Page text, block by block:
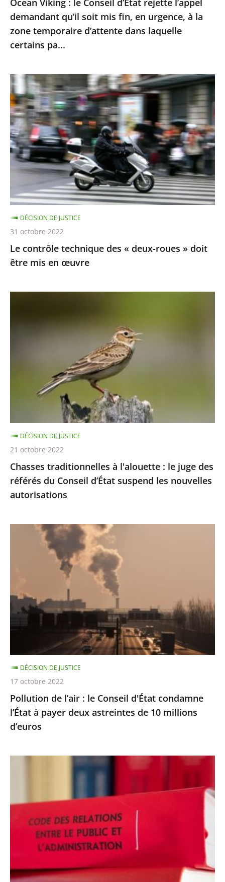
en
urgence,
temporaire
d’attente
dans
laquelle
certains
pa...
Ocean Viking : le Conseil d’État rejette l’appel
demandant qu’il soit mis fin, en urgence, à la
zone temporaire d’attente dans laquelle
certains pa...
Le
contrôle
technique
des
«
deux-
roues
doit
être
mis
en
œuvre
Le contrôle technique des « deux-roues » doit
être mis en œuvre
DÉCISION DE JUSTICE
31 octobre 2022
du
Conseil
d’État
suspend
les
nouvelles
Chasses traditionnelles à l'alouette : le juge des
référés du Conseil d’État suspend les nouvelles
autorisations
DÉCISION DE JUSTICE
21 octobre 2022
Pollution
Conseil
d'État
condamne
à
payer
deux
astreintes
de
10
d’euros
Pollution de l’air : le Conseil d'État condamne
l’État à payer deux astreintes de 10 millions
d’euros
DÉCISION DE JUSTICE
17 octobre 2022
d’une
fondation
d’entreprise
n’ayant
aucune